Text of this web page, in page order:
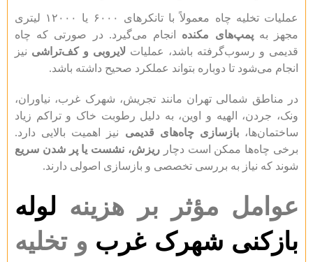
عملیات تخلیه چاه معمولاً با تانکرهای ۶۰۰۰ یا ۱۲۰۰۰ لیتری
مجهز بهپمپ‌های مکنده انجام می‌گیرد. در صورتی که چاه
قدیمی و رسوب‌گرفته باشد، عملیات لایروبی و کف‌تراشی نیز
انجام می‌شود تا دوباره بتواند عملکرد صحیح داشته باشد.
در مناطق شمالی تهران مانند تجریش، شهرک غرب، نیاوران،
ونک، جردن، الهیه و اوین، به دلیل رطوبت خاک و تراکم زیاد
ساختمان‌ها،بازسازی چاه‌های قدیمی نیز اهمیت بالایی دارد.
برخی چاه‌ها ممکن است دچار ریزش، نشست یا پر شدن سریع
شوند که نیاز به بررسی تخصصی و بازسازی اصولی دارند.
عوامل مؤثر بر هزینه لوله
بازکنی شهرک غرب و تخلیه